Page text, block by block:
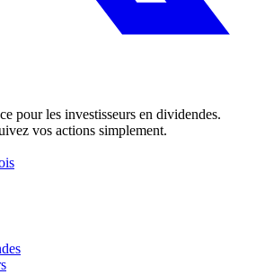
pour les investisseurs en dividendes.
vos actions simplement.